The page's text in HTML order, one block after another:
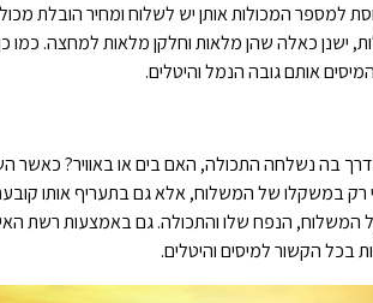
למספר המכולות אותן יש לשלוח ומחיר הובלת
ישנן כאלה שהן מלאות וחלקן מלאות למחצה. כמו
אותם גובה הנמל והיטלים.
בה נשלחה התכולה, האם בים או באוויר? כאשר
רק במשקלו של המשלוח, אלא גם בתעריף אותו
המשלוח, הנפח שלו והתכולה. גם באמצעות רשת
בכל הקשור למיסים והיטלים.